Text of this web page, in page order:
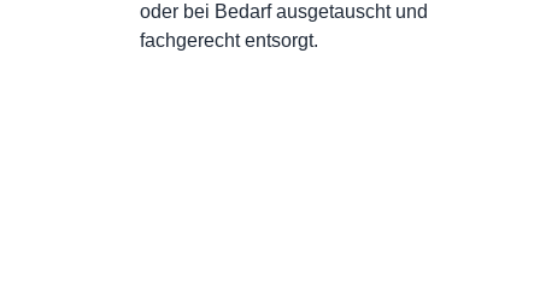
oder bei Bedarf ausgetauscht und
fachgerecht entsorgt.